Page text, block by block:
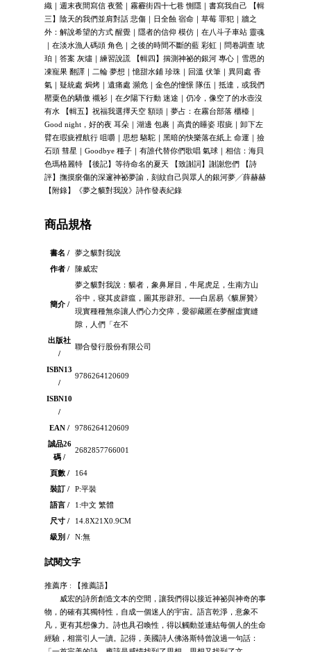
織｜週末夜間寫信 夜鶯｜霧霾街四十七巷 惻隱｜書寫我自己 【輯
三】陰天的我們並肩對話 悲傷｜日全蝕 宿命｜草莓 罪犯｜牆之
外：解說希望的方式 醒覺｜隱者的信仰 模仿｜在八斗子車站 靈魂
｜在淡水漁人碼頭 角色｜之後的時間不斷的藍 彩虹｜問卷調查 琥
珀｜答案 灰燼｜練習說謊 【輯四】揣測神祕的銀河 專心｜雪恩的
凍寵果 翻譯｜二輪 夢想｜憶甜水鋪 珍珠｜回溫 伏筆｜異同處 香
氣｜疑統處 焗烤｜遺痛處 瀕危｜金色的憧憬 隊伍｜抵達，或我們
罌粟色的驕傲 襯衫｜在夕陽下行動 迷途｜仍冷，像空了的水壺沒
有水 【輯五】祝福我選擇天空 額頭｜夢占：在霧台部落 櫃檯｜
Good night，好的夜 耳朵｜湖邊 包裹｜高貴的睡姿 瑕疵｜卸下左
臂在瑕疵裡航行 咀嚼｜思想 駱駝｜黑暗的快樂落在紙上 命運｜撿
石頭 彗星｜Goodbye 種子｜有誰代替你們歌唱 氣球｜相信：海貝
色瑪格麗特 【後記】等待命名的夏天 【致謝詞】謝謝您們 【詩
評】撫摸瘀傷的深邃神祕夢諭，刻紋自己與眾人的銀河夢╱薛赫赫
【附錄】《夢之貘對我說》詩作發表紀錄
商品規格
書名 /
夢之貘對我說
作者 /
陳威宏
簡介 /
夢之貘對我說：貘者，象鼻犀目，牛尾虎足，生南方山
谷中，寝其皮辟瘟，圖其形辟邪。──白居易《貘屏贊》
現實種種無奈讓人們心力交瘁，愛卻藏匿在夢醒虛實縫
隙，人們「在不
出版社
/
聯合發行股份有限公司
ISBN13
/
9786264120609
ISBN10
/
EAN /
9786264120609
誠品26
碼 /
2682857766001
頁數 /
164
裝訂 /
P:平裝
語言 /
1:中文 繁體
尺寸 /
14.8X21X0.9CM
級別 /
N:無
試閱文字
推薦序 : 【推薦語】
威宏的詩所創造文本的空間，讓我們得以接近神祕與神奇的事
物，的確有其獨特性，自成一個迷人的宇宙。語言乾淨，意象不
凡，更有其想像力。詩也具召喚性，得以觸動並連結每個人的生命
經驗，相當引人一讀。記得，美國詩人佛洛斯特曾說過一句話：